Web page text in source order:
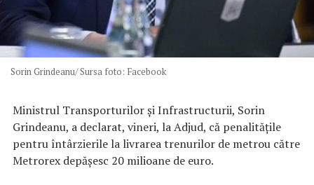
Sorin Grindeanu/ Sursa foto: Facebook
Ministrul Transporturilor şi Infrastructurii, Sorin
Grindeanu, a declarat, vineri, la Adjud, că penalităţile
pentru întârzierile la livrarea trenurilor de metrou către
Metrorex depăşesc 20 milioane de euro.